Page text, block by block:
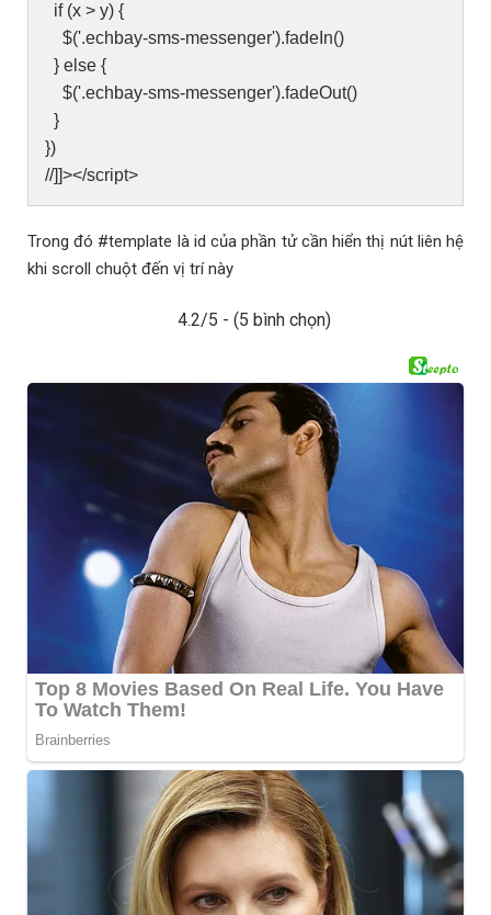
if (x > y) {
$('.echbay-sms-messenger').fadeIn()
} else {
$('.echbay-sms-messenger').fadeOut()
}
})
//]]></script>
Trong đó #template là id của phần tử cần hiển thị nút liên hệ
khi scroll chuột đến vị trí này
4.2/5 - (5 bình chọn)